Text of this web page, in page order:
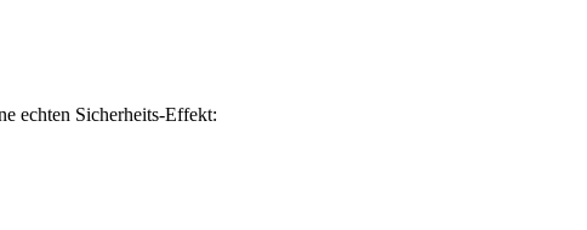
echten Sicherheits-Effekt: